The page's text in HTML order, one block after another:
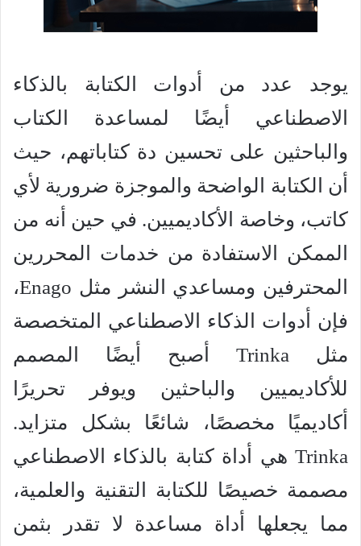
يوجد عدد من أدوات الكتابة بالذكاء
الاصطناعي أيضًا لمساعدة الكتاب
والباحثين على تحسين دة كتاباتهم، حيث
أن الكتابة الواضحة والموجزة ضرورية لأي
كاتب، وخاصة الأكاديميين. في حين أنه من
الممكن الاستفادة من خدمات المحررين
المحترفين ومساعدي النشر مثل Enago،
فإن أدوات الذكاء الاصطناعي المتخصصة
مثل Trinka أصبح أيضًا المصمم
للأكاديميين والباحثين ويوفر تحريرًا
أكاديميًا مخصصًا، شائعًا بشكل متزايد.
Trinka هي أداة كتابة بالذكاء الاصطناعي
مصممة خصيصًا للكتابة التقنية والعلمية،
مما يجعلها أداة مساعدة لا تقدر بثمن